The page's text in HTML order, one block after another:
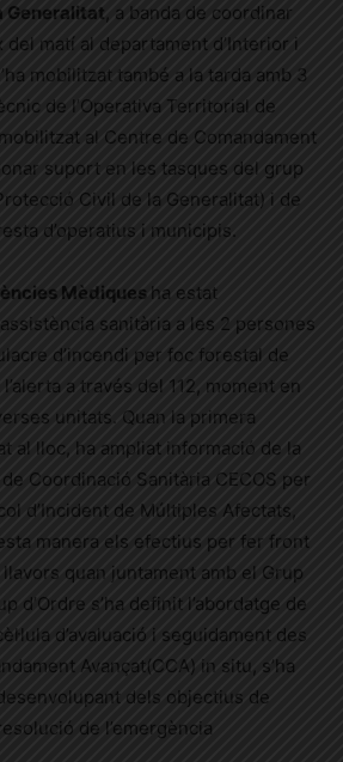
Generalitat, a banda de coordinar
del matí al departament d’Interior i
mobilitzat també a la tarda amb 3
de l’Operativa Territorial de
al Centre de Comandament
suport en les tasques del grup
Civil de la Generalitat) i de
d’operatius i municipis.
Mèdiques ha estat
assistència sanitària a les 2 persones
d’incendi per foc forestal de
a través del 112, moment en
unitats. Quan la primera
al lloc, ha ampliat informació de la
Coordinació Sanitària CECOS per
d’Incident de Múltiples Afectats,
manera els efectius per fer front
llavors quan juntament amb el Grup
d’Ordre s’ha definit l’abordatge de
d’avaluació i seguidament des
Avançat(CCA) in situ, s’ha
dels objectius de
de l’emergència